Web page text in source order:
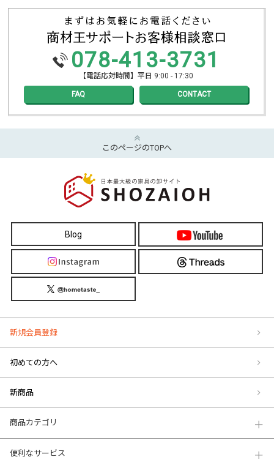
078-413-3731
【電話応対時間】平日 9:00 - 17:30
FAQ CONTACT
このページのTOPへ
Blog
新規会員登録
初めての方へ
新商品
商品カテゴリ
便利なサービス